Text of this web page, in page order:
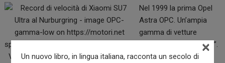
Nel 1999 la prima Opel
Astra OPC. Un’ampia
gamma di vetture
speciali. Come inventare il mercato delle “monovolume sportive”.
Venticinque anni fa, nel 1999, appena due anni dopo la sua
Un nuovo libro, in lingua italiana, racconta un secolo di
×